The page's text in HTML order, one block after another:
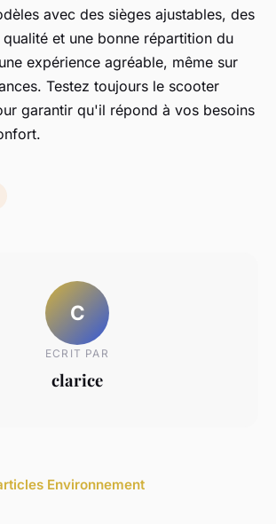
avec des sièges ajustables, des
qualité et une bonne répartition du
expérience agréable, même sur
Testez toujours le scooter
garantir qu'il répond à vos besoins
C
ECRIT PAR
clarice
Environnement